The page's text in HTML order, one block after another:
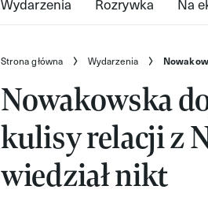
Strona główna Wydarzenia
Nowakowska
kulisy relacji z
wiedział nikt